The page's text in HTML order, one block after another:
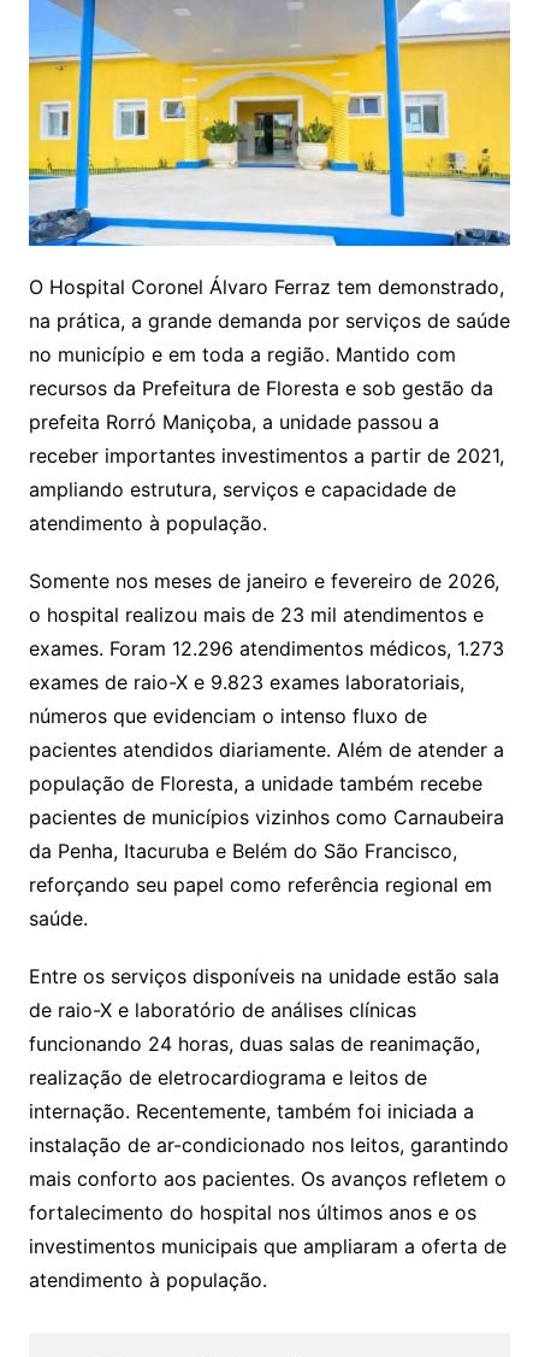
O Hospital Coronel Álvaro Ferraz tem demonstrado,
na prática, a grande demanda por serviços de saúde
no município e em toda a região. Mantido com
recursos da Prefeitura de Floresta e sob gestão da
prefeita Rorró Maniçoba, a unidade passou a
receber importantes investimentos a partir de 2021,
ampliando estrutura, serviços e capacidade de
atendimento à população.
Somente nos meses de janeiro e fevereiro de 2026,
o hospital realizou mais de 23 mil atendimentos e
exames. Foram 12.296 atendimentos médicos, 1.273
exames de raio-X e 9.823 exames laboratoriais,
números que evidenciam o intenso fluxo de
pacientes atendidos diariamente. Além de atender a
população de Floresta, a unidade também recebe
pacientes de municípios vizinhos como Carnaubeira
da Penha, Itacuruba e Belém do São Francisco,
reforçando seu papel como referência regional em
saúde.
Entre os serviços disponíveis na unidade estão sala
de raio-X e laboratório de análises clínicas
funcionando 24 horas, duas salas de reanimação,
realização de eletrocardiograma e leitos de
internação. Recentemente, também foi iniciada a
instalação de ar-condicionado nos leitos, garantindo
mais conforto aos pacientes. Os avanços refletem o
fortalecimento do hospital nos últimos anos e os
investimentos municipais que ampliaram a oferta de
atendimento à população.